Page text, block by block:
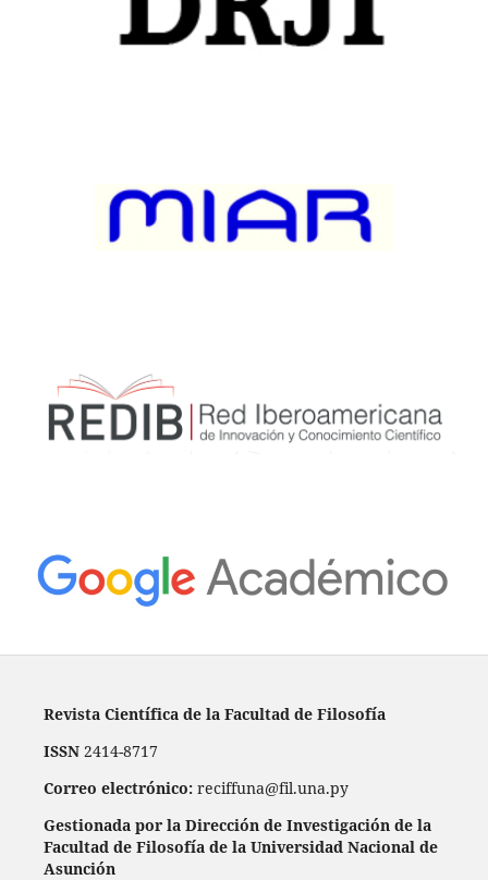
Revista Científica de la Facultad de Filosofía
ISSN2414-8717
Correo electrónico: reciffuna@fil.una.py
Gestionada por la Dirección de Investigación de la
Facultad de Filosofía de la Universidad Nacional de
Asunción